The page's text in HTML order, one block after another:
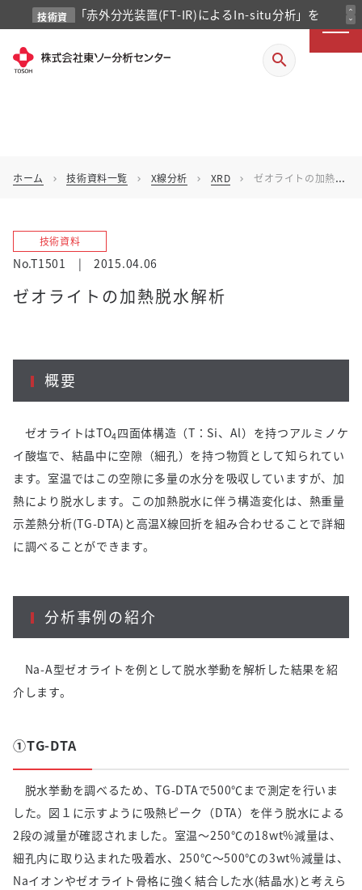
技術資
料
「赤外分光装置(FT-IR)によるIn-situ分析」を
掲載しました
expand_less
expand_more
search
ホーム chevron_right 技術資料一覧 chevron_right X線分析 chevron_right XRD chevron_right ゼオライトの加熱脱水解析
技術資料
No.T1501 | 2015.04.06
ゼオライトの加熱脱水解析
概要
ゼオライトはTO4四面体構造（T：Si、Al）を持つアルミノケ
イ酸塩で、結晶中に空隙（細孔）を持つ物質として知られてい
ます。室温ではこの空隙に多量の水分を吸収していますが、加
熱により脱水します。この加熱脱水に伴う構造変化は、熱重量
示差熱分析(TG-DTA)と高温X線回折を組み合わせることで詳細
に調べることができます。
分析事例の紹介
Na-A型ゼオライトを例として脱水挙動を解析した結果を紹
介します。
①TG-DTA
脱水挙動を調べるため、TG-DTAで500℃まで測定を行いま
した。図１に示すように吸熱ピーク（DTA）を伴う脱水による
2段の減量が確認されました。室温～250℃の18wt%減量は、
細孔内に取り込まれた吸着水、250℃～500℃の3wt%減量は、
Naイオンやゼオライト骨格に強く結合した水(結晶水)と考えら